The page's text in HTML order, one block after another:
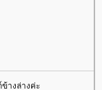
างล่างค่ะ